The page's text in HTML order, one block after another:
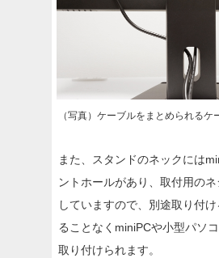
（写真）ケーブルをまとめられるケ
また、スタンドのネックには
ントホールがあり、取付用の
していますので、別途取り付
ることなくminiPCや小型パソ
取り付けられます。